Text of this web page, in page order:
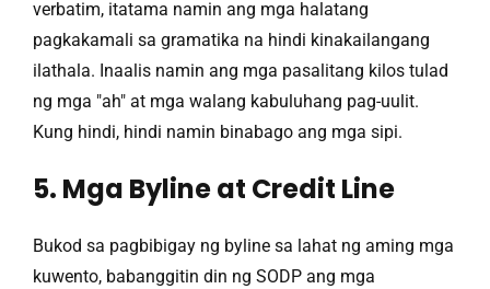
verbatim, itatama namin ang mga halatang
pagkakamali sa gramatika na hindi kinakailangang
ilathala. Inaalis namin ang mga pasalitang kilos tulad
ng mga "ah" at mga walang kabuluhang pag-uulit.
Kung hindi, hindi namin binabago ang mga sipi.
5. Mga Byline at Credit Line
Bukod sa pagbibigay ng byline sa lahat ng aming mga
kuwento, babanggitin din ng SODP ang mga